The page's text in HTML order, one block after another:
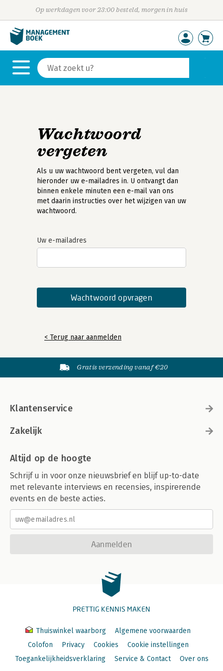
Op werkdagen voor 23:00 besteld, morgen in huis
Wachtwoord
vergeten
Als u uw wachtwoord bent vergeten, vul dan
hieronder uw e-mailadres in. U ontvangt dan
binnen enkele minuten een e-mail van ons
met daarin instructies over het wijzigen van uw
wachtwoord.
Uw e-mailadres
< Terug naar aanmelden
Gratis verzending vanaf €20
Klantenservice
Zakelijk
Altijd op de hoogte
Schrijf u in voor onze nieuwsbrief en blijf up-to-date
met relevante interviews en recensies, inspirerende
events en de beste acties.
Aanmelden
PRETTIG KENNIS MAKEN
Thuiswinkel waarborg
Algemene voorwaarden
Colofon
Privacy Cookies
Cookie instellingen
Toegankelijkheidsverklaring
Service & Contact Over ons